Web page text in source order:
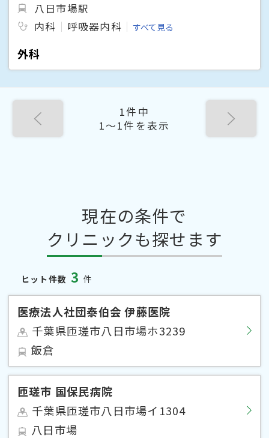
八日市場駅
内科
呼吸器内科 すべて見る
外科
1件中
1〜1件を表示
現在の条件で
クリニックも探せます
ヒット件数 3 件
医療法人社団泰伯会 伊藤医院
千葉県匝瑳市八日市場ホ3239
飯倉
匝瑳市 国保民病院
千葉県匝瑳市八日市場イ1304
八日市場